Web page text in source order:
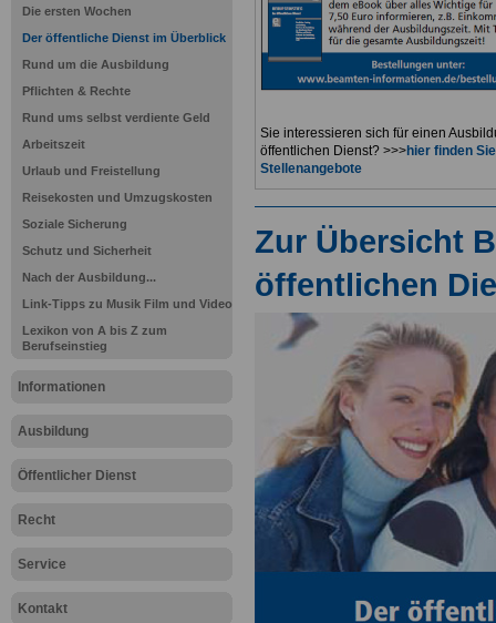
Die ersten Wochen
Der öffentliche Dienst im Überblick
Rund um die Ausbildung
Pflichten & Rechte
Rund ums selbst verdiente Geld
Arbeitszeit
Urlaub und Freistellung
Reisekosten und Umzugskosten
Soziale Sicherung
Schutz und Sicherheit
Nach der Ausbildung...
Link-Tipps zu Musik Film und Video
Lexikon von A bis Z zum
Berufseinstieg
Informationen
Ausbildung
Öffentlicher Dienst
Recht
Service
Kontakt
Sie interessieren sich für einen
öffentlichen Dienst? >>>hier finden
Stellenangebote
Zur Übersicht
öffentlichen